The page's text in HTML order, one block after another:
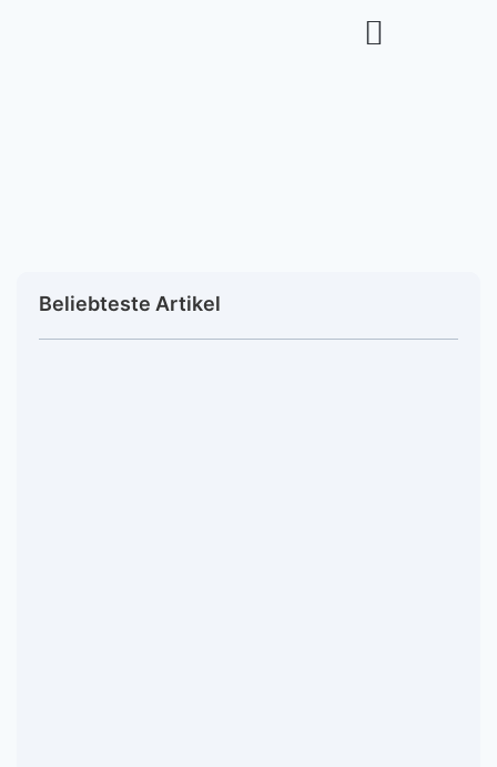
Beliebteste Artikel